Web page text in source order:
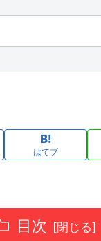
はてブ
目次